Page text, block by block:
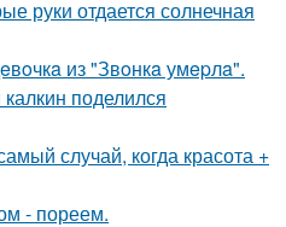
руки отдается солнечная
из "Звoнкa умepлa".
поделился
случай, когда красота +
- пореем.